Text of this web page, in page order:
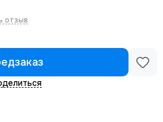
отзыв